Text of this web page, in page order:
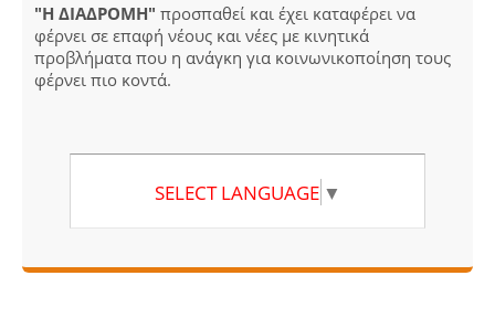
"Η ΔΙΑΔΡΟΜΗ" προσπαθεί και έχει καταφέρει να
φέρνει σε επαφή νέους και νέες με κινητικά
προβλήματα που η ανάγκη για κοινωνικοποίηση τους
φέρνει πιο κοντά.
SELECT LANGUAGE ▼